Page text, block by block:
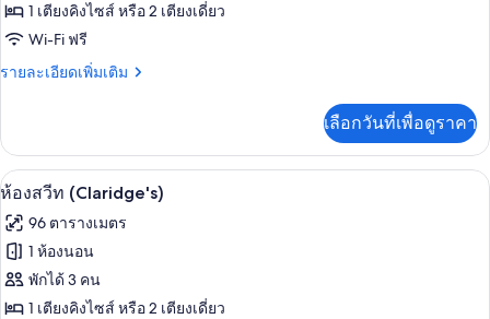
ห้อง
จู
เนียร์
(Deluxe)
1 เตียงคิงไซส์ หรือ 2 เตียงเดี่ยว
Wi-Fi ฟรี
รายละเอียดเพิ่มเติม
ราย
เกี่ยว
กับ
ห้อง
เนียร์
สวี
ท
(Deluxe)
เลือกวันที่เพื่อดูราคา
เปิด
ภาพถ่าย
ทั้งหมด
ของ
ห้อง
ห้องสวีท (Claridge's) | บริเวณนั่งเล่น
5
ห้องสวีท (Claridge's)
96 ตารางเมตร
1 ห้องนอน
พักได้ 3 คน
1 เตียงคิงไซส์ หรือ 2 เตียงเดี่ยว